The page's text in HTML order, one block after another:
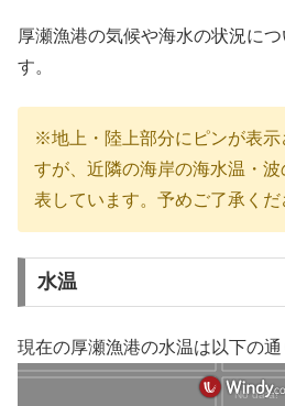
厚瀬漁港の気候や海水の状況に
す。
※地上・陸上部分にピンが表示
すが、近隣の海岸の海水温・
表しています。予めご了承くだ
水温
現在の厚瀬漁港の水温は以下の通